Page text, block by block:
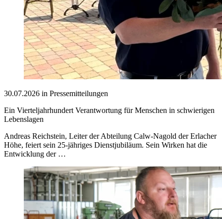
30.07.2026 in Pressemitteilungen
Ein Vierteljahrhundert Verantwortung für Menschen in schwierigen
Lebenslagen
Andreas Reichstein, Leiter der Abteilung Calw-Nagold der Erlacher
Höhe, feiert sein 25-jähriges Dienstjubiläum. Sein Wirken hat die
Entwicklung der …